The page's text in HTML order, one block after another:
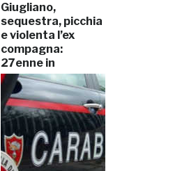
Giugliano,
sequestra, picchia
e violenta l’ex
compagna:
27enne in
manette